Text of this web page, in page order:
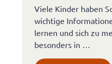
Viele Kinder haben
wichtige
lernen und sich zu
besonders in …